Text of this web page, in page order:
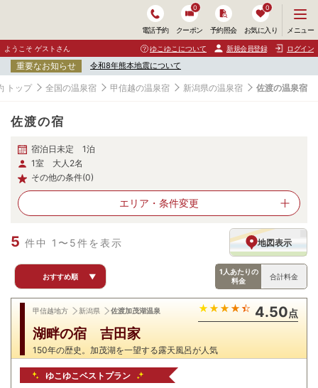
電話予約 クーポン
0
予約照会 お気に入り
0
ニ
ュ
ー
開
く
メニュー
ようこそ ゲストさん ゆこゆこについて 新規会員登録 ログイン
重要なお知らせ 令和8年熊本地震について
トップ 全国の温泉宿 甲信越の温泉宿 新潟県の温泉宿 佐渡の温泉宿
佐渡の宿
宿泊日未定 1泊
1室 大人2名
その他の条件(0)
エリア・ 条件変更
5 件中 1〜5件を表示 地図表示
おすすめ順 ▼
1人あたりの
料金
合計料金
甲信越地方 新潟県 佐渡加茂湖温泉 4.50点
湖畔の宿 吉田家
150年の歴史。加茂湖を一望する露天風呂が人気
ゆこゆこベストプラン